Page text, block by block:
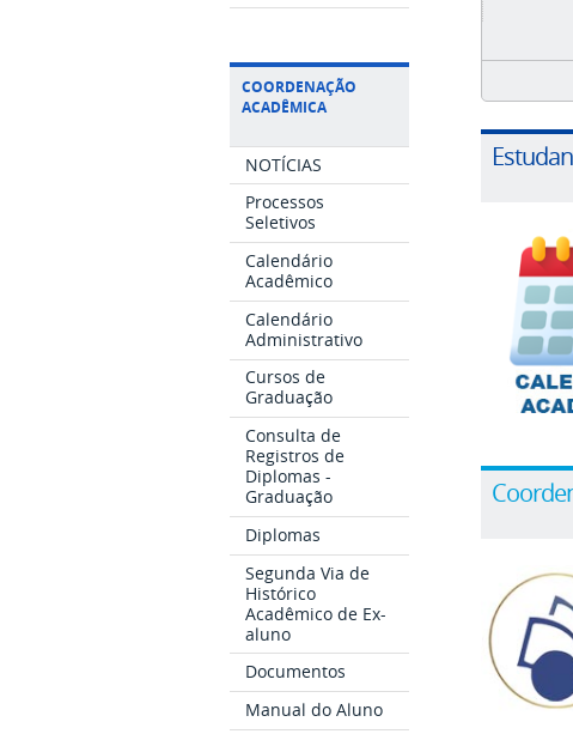
COORDENAÇÃO
ACADÊMICA
NOTÍCIAS
Processos
Seletivos
Calendário
Acadêmico
Calendário
Administrativo
Cursos de
Graduação
Consulta de
Registros de
Diplomas -
Graduação
Diplomas
Segunda Via de
Histórico
Acadêmico de Ex-
aluno
Documentos
Manual do Aluno